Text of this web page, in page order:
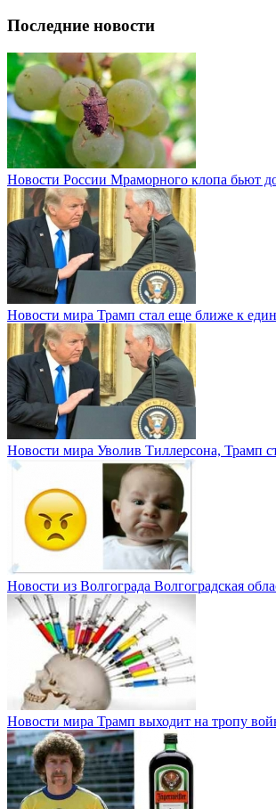
Последние новости
Новости России Мраморного клопа бьют
Новости мира Трамп стал еще ближе к
Новости мира Уволив Тиллерсона, Трамп
Новости из Волгограда Волгоградская
Новости мира Трамп выходит на тропу